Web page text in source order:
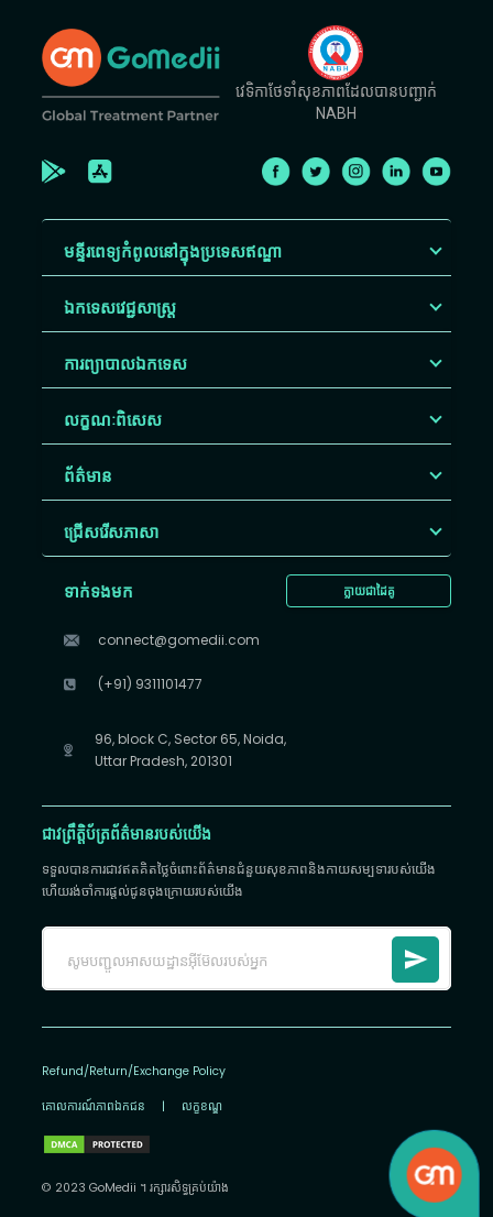
វេទិកាថែទាំសុខភាពដែលបានបញ្ជាក់
NABH
មន្ទីរពេទ្យកំពូលនៅក្នុងប្រទេសឥណ្ឌា
ឯកទេសវេជ្ជសាស្ត្រ
ការព្យាបាលឯកទេស
លក្ខណៈពិសេស
ព័ត៌មាន
ជ្រើសរើស​ភាសា
ក្លាយជាដៃគូ
ទាក់ទងមក
connect@gomedii.com
(+91) 9311101477
96, block C, Sector 65, Noida,
Uttar Pradesh, 201301
ជាវព្រឹត្តិប័ត្រព័ត៌មានរបស់យើង
ទទួលបានការជាវឥតគិតថ្លៃចំពោះព័ត៌មានជំនួយសុខភាពនិងកាយសម្បទារបស់យើង
ហើយរង់ចាំការផ្តល់ជូនចុងក្រោយរបស់យើង
Refund/Return/Exchange Policy
គោលការណ៍​ភាព​ឯកជន | លក្ខខណ្ឌ
© 2023 GoMedii ។ រក្សា​រ​សិទ្ធ​គ្រប់យ៉ាង